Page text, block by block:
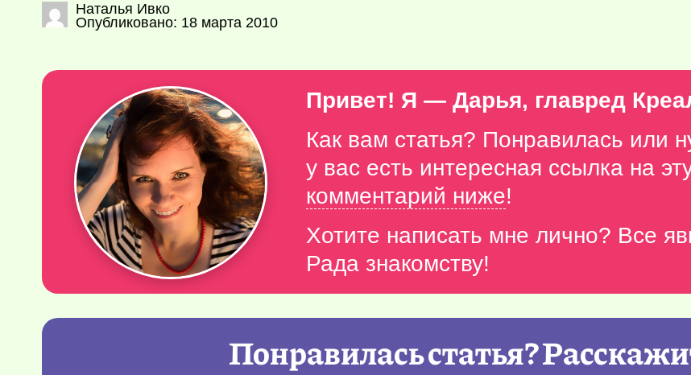
Наталья Ивко
Опубликовано: 18 марта 2010
Привет! Я — Дарья, главред
Как вам статья? Понравилась или
у вас есть интересная ссылка на
комментарий ниже!
Хотите написать мне лично? Все
Рада знакомству!
Понравилась статья?